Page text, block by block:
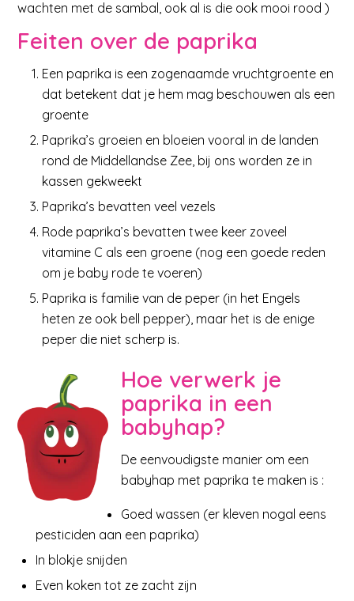
wachten met de sambal, ook al is die ook mooi rood )
Feiten over de paprika
Een paprika is een zogenaamde vruchtgroente en
dat betekent dat je hem mag beschouwen als een
groente
Paprika’s groeien en bloeien vooral in de landen
rond de Middellandse Zee, bij ons worden ze in
kassen gekweekt
Paprika’s bevatten veel vezels
Rode paprika’s bevatten twee keer zoveel
vitamine C als een groene (nog een goede reden
om je baby rode te voeren)
Paprika is familie van de peper (in het Engels
heten ze ook bell pepper), maar het is de enige
peper die niet scherp is.
Hoe verwerk je
paprika in een
babyhap?
De eenvoudigste manier om een
babyhap met paprika te maken is :
Goed wassen (er kleven nogal eens
pesticiden aan een paprika)
In blokje snijden
Even koken tot ze zacht zijn